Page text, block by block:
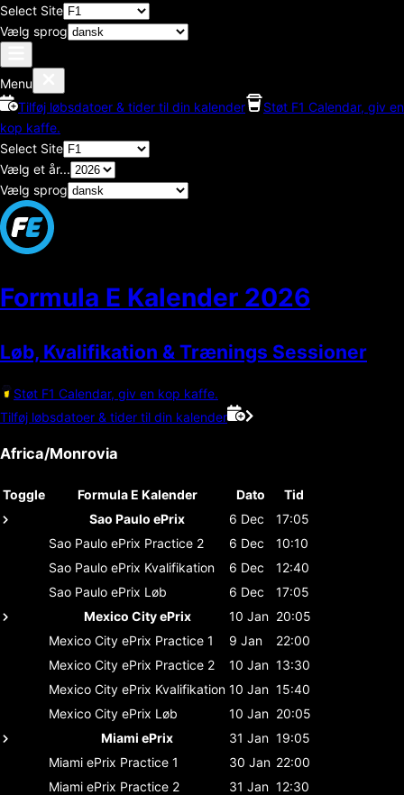
Select Site
Vælg sprog
Menu
Tilføj løbsdatoer & tider til din kalender
Støt F1 Calendar, giv en
kop kaffe.
Select Site
Vælg et år...
Vælg sprog
Formula E Kalender 2026
Løb, Kvalifikation & Trænings Sessioner
Støt F1 Calendar, giv en kop kaffe.
Tilføj løbsdatoer & tider til din kalender
Africa/Monrovia
Toggle Formula E Kalender Dato
Tid
Sao Paulo ePrix
6 Dec
17:05
Sao Paulo ePrix Practice 2 6 Dec
10:10
Sao Paulo ePrix Kvalifikation 6 Dec
12:40
Sao Paulo ePrix Løb 6 Dec
17:05
Mexico City ePrix
10 Jan 20:05
Mexico City ePrix Practice 1 9 Jan
22:00
Mexico City ePrix Practice 2 10 Jan 13:30
Mexico City ePrix Kvalifikation 10 Jan 15:40
Mexico City ePrix Løb 10 Jan 20:05
Miami ePrix
31 Jan 19:05
Miami ePrix Practice 1 30 Jan 22:00
Miami ePrix Practice 2 31 Jan 12:30